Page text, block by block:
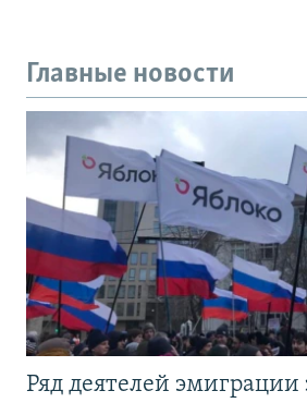
Главные новости
Ряд деятелей эмиграции